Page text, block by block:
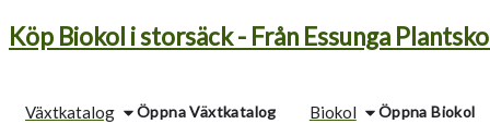
till
innehåll
Köp Biokol i storsäck - Från Essunga
Växtkatalog Öppna Växtkatalog Biokol Öppna Biokol